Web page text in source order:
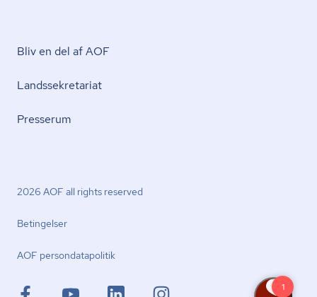
Bliv en del af AOF
Lands­se­kre­ta­ri­at
Presserum
2026 AOF all rights reserved
Betingelser
AOF per­son­da­ta­po­li­tik